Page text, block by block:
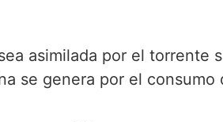
asimilada por el torrente
se genera por el consumo